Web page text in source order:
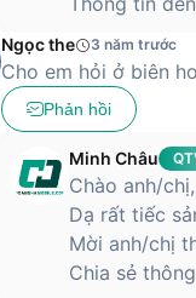
Ngọc the 3 năm trước
Cho em hỏi ở biên
Phản hồi
Minh Châu
Chào anh/chị,
Dạ rất tiếc
Mời anh/chị
Chia sẻ